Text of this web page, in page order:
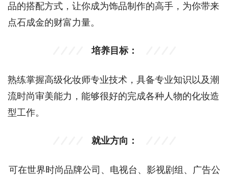
品的搭配方式，让你成为饰品制作的高手，为你带来
点石成金的财富力量。
培养目标：
熟练掌握高级化妆师专业技术，具备专业知识以及潮
流时尚审美能力，能够很好的完成各种人物的化妆造
型工作。
就业方向：
可在世界时尚品牌公司、电视台、影视剧组、广告公